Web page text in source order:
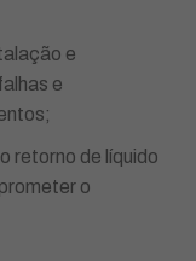
e
e
retorno de líquido
o